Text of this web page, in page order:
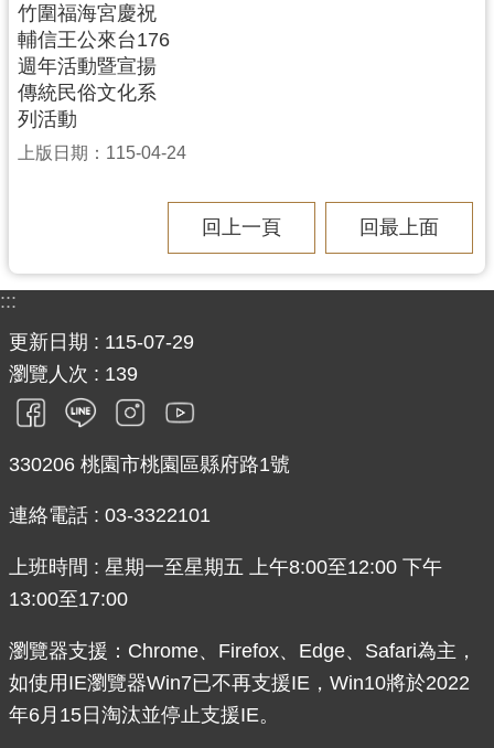
竹圍福海宮慶祝
輔信王公來台176
週年活動暨宣揚
傳統民俗文化系
列活動
上版日期：115-04-24
回上一頁 回最上面
:::
更新日期
115-07-29
瀏覽人次
139
330206 桃園市桃園區縣府路1號
連絡電話 : 03-3322101
上班時間 : 星期一至星期五 上午8:00至12:00 下午
13:00至17:00
瀏覽器支援：Chrome、Firefox、Edge、Safari為主，
如使用IE瀏覽器Win7已不再支援IE，Win10將於2022
年6月15日淘汰並停止支援IE。